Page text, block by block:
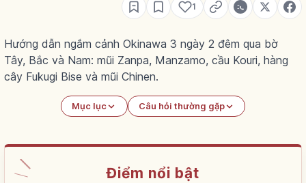
1
Hướng dẫn ngắm cảnh Okinawa 3 ngày 2 đêm qua bờ
Tây, Bắc và Nam: mũi Zanpa, Manzamo, cầu Kouri, hàng
cây Fukugi Bise và mũi Chinen.
Mục lục Câu hỏi thường gặp
Điểm nổi bật